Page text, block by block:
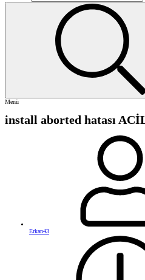
Menü
install aborted hatası
Erkan43